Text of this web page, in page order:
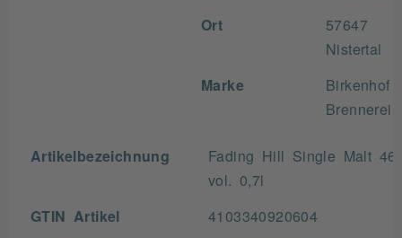
Ort
57647
Nistertal
Marke
Birkenhof
Brennerei
Artikelbezeichnung
Fading Hill Single Malt
vol. 0,7l
GTIN Artikel 4103340920604